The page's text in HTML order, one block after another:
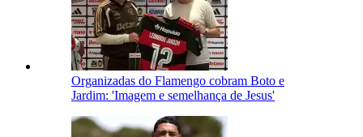
Organizadas do Flamengo cobram Boto e
Jardim: 'Imagem e semelhança de Jesus'